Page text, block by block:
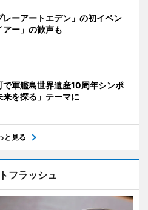
レーアートエデン」の初イベン
ー」の歓声も
で軍艦島世界遺産10周年シンポ
を探る」テーマに
と見る
フラッシュ